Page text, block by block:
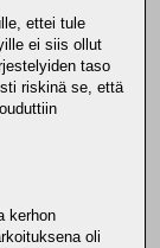
ettei tule
ei siis ollut
taso
riskinä se, että
kerhon
oli